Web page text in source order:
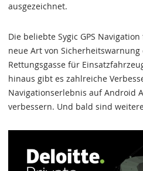
ausgezeichnet.
Die beliebte Sygic GPS
neue Art von
Rettungsgasse für
hinaus gibt es zahlreiche
Navigationserlebnis auf Android
verbessern. Und bald sind